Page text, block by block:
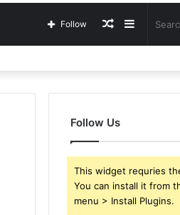
Sidebar
Random
Follow
Follow Us
This widget requries
You can install it from
menu > Install Plugins.